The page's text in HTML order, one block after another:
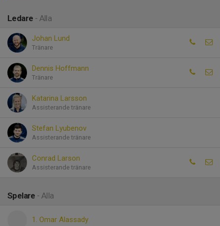
Ledare - Alla
Johan Lund
Tränare
Dennis Hoffmann
Tränare
Katarina Larsson
Assisterande tränare
Stefan Lyubenov
Assisterande tränare
Conrad Larson
Assisterande tränare
Spelare - Alla
1. Omar Alassady